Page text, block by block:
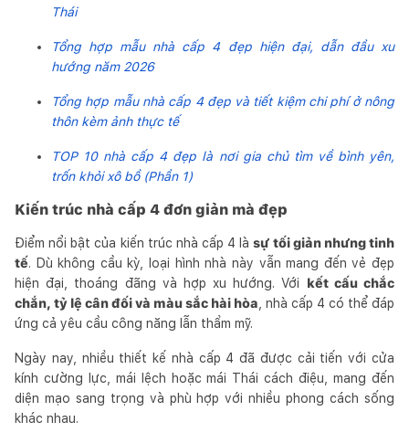
Thái
Tổng hợp mẫu nhà cấp 4 đẹp hiện đại, dẫn đầu xu
hướng năm 2026
Tổng hợp mẫu nhà cấp 4 đẹp và tiết kiệm chi phí ở nông
thôn kèm ảnh thực tế
TOP 10 nhà cấp 4 đẹp là nơi gia chủ tìm về bình yên,
trốn khỏi xô bồ (Phần 1)
Kiến trúc nhà cấp 4 đơn giản mà đẹp
Điểm nổi bật của kiến trúc nhà cấp 4 làsự tối giản nhưng tinh
tế. Dù không cầu kỳ, loại hình nhà này vẫn mang đến vẻ đẹp
hiện đại, thoáng đãng và hợp xu hướng. Với kết cấu chắc
chắn, tỷ lệ cân đối và màu sắc hài hòa , nhà cấp 4 có thể đáp
ứng cả yêu cầu công năng lẫn thẩm mỹ.
Ngày nay, nhiều thiết kế nhà cấp 4 đã được cải tiến với cửa
kính cường lực, mái lệch hoặc mái Thái cách điệu, mang đến
diện mạo sang trọng và phù hợp với nhiều phong cách sống
khác nhau.